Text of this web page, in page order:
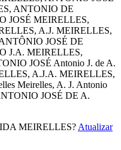
ANTONIO DE
JOSÉ MEIRELLES,
A.J. MEIRELLES,
JOSÉ DE
J.A. MEIRELLES,
JOSÉ Antonio J. de A.
A.J.A. MEIRELLES,
Meirelles, A. J. Antonio
JOSÉ DE A.
MEIRELLES? Atualizar